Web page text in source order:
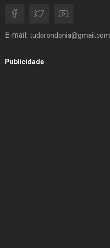
E-mail: tudorondonia@gmail.com
Publicidade